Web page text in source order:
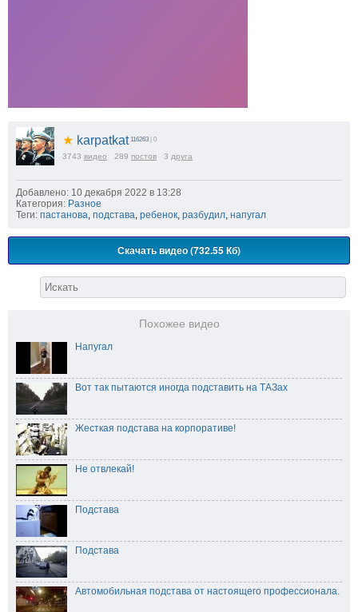
★ karpatkat 116263 | 0
3743 видео 289 постов 3 друга
Добавлено: 10 декабря 2022 в 13:28
Категория: Разное
Теги: пастанова подстава ребенок разбудил напугал
Скачать видео (732.55 Кб)
Похожее видео
Напугал
Вот так пытаются иногда подставить на ТАЗах
Жесткая подстава на корпоративе!
Не отвлекай!
Подстава
Подстава
Автомобильная подстава от настоящего профессионала.